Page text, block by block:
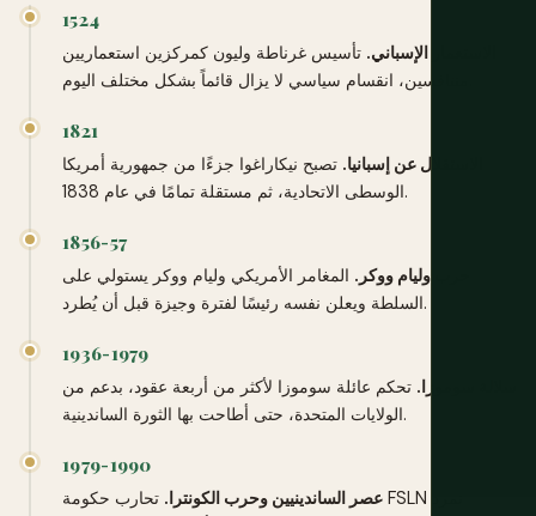
1524
الاستعمار الإسباني. تأسيس غرناطة وليون كمركزين استعماريين
1821
الاستقلال عن إسبانيا. تصبح نيكاراغوا جزءًا من جمهورية أمريكا
الوسطى الاتحادية، ثم مستقلة تمامًا في عام 1838.
1856-57
حرب وليام ووكر. المغامر الأمريكي وليام ووكر يستولي على
السلطة ويعلن نفسه رئيسًا لفترة وجيزة قبل أن يُطرد.
1936-1979
سلالة سوموزا. تحكم عائلة سوموزا لأكثر من أربعة عقود، بدعم من
الولايات المتحدة، حتى أطاحت بها الثورة الساندينية.
1979-1990
عصر الساندينيين وحرب الكونترا. تحارب حكومة FSLN تمرد